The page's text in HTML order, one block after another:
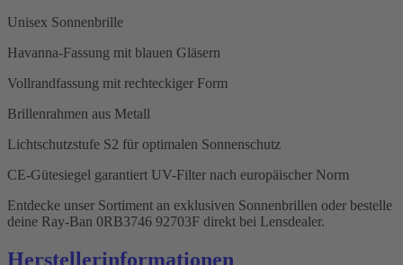
Unisex Sonnenbrille
Havanna-Fassung mit blauen Gläsern
Vollrandfassung mit rechteckiger Form
Brillenrahmen aus Metall
Lichtschutzstufe S2 für optimalen Sonnenschutz
CE-Gütesiegel garantiert UV-Filter nach europäischer Norm
Entdecke unser Sortiment an exklusiven Sonnenbrillen oder bestelle
deine Ray-Ban 0RB3746 92703F direkt bei Lensdealer.
Herstellerinformationen